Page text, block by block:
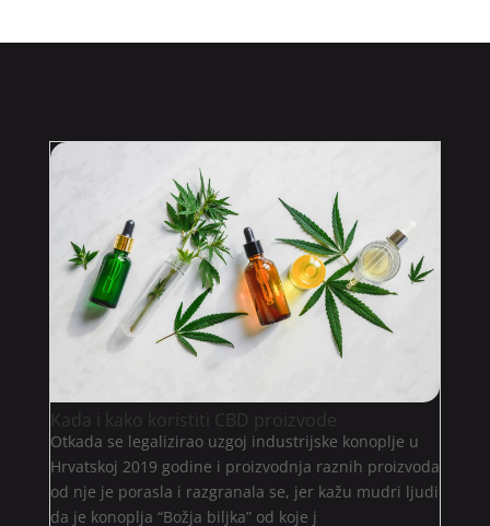
Kada i kako koristiti CBD proizvode
Otkada se legalizirao uzgoj industrijske konoplje u
Hrvatskoj 2019 godine i proizvodnja raznih proizvoda
od nje je porasla i razgranala se, jer kažu mudri ljudi
da je konoplja “Božja biljka” od koje j